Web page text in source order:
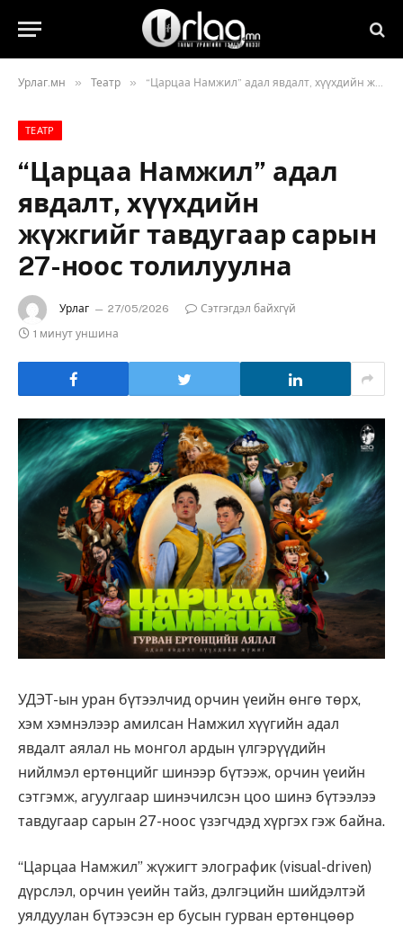
Урлаг.мн » Театр » “Царцаа Намжил” адал явдалт, хүүхдийн жүжгийг тавдугаар сарын 27-ноос толилуулна
ТЕАТР
“Царцаа Намжил” адал
явдалт, хүүхдийн
жүжгийг тавдугаар сарын
27-ноос толилуулна
Урлаг 27/05/2026
Сэтгэгдэл байхгүй
1 минут уншина
УДЭТ-ын уран бүтээлчид орчин үеийн өнгө төрх,
хэм хэмнэлээр амилсан Намжил хүүгийн адал
явдалт аялал нь монгол ардын үлгэрүүдийн
нийлмэл ертөнцийг шинээр бүтээж, орчин үеийн
сэтгэмж, агуулгаар шинэчилсэн цоо шинэ бүтээлээ
тавдугаар сарын 27-ноос үзэгчдэд хүргэх гэж байна.
“Царцаа Намжил” жүжигт элографик (visual-driven)
дүрслэл, орчин үеийн тайз, дэлгэцийн шийдэлтэй
уялдуулан бүтээсэн ер бусын гурван ертөнцөөр